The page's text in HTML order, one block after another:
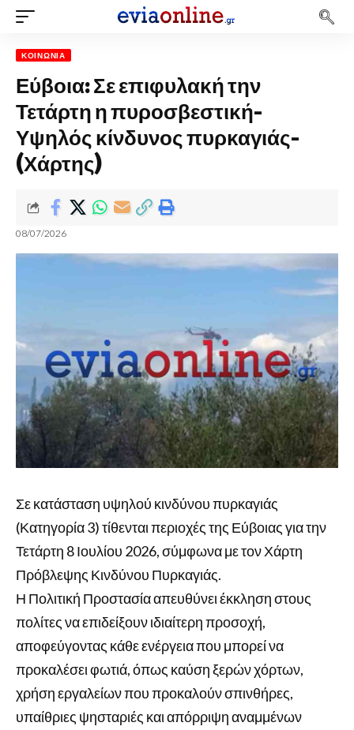
ΚΟΙΝΩΝΊΑ
Εύβοια: Σε επιφυλακή την
Τετάρτη η πυροσβεστική-
Υψηλός κίνδυνος πυρκαγιάς-
(Χάρτης)
08/07/2026
Σε κατάσταση υψηλού κινδύνου πυρκαγιάς
(Κατηγορία 3) τίθενται περιοχές της Εύβοιας για την
Τετάρτη 8 Ιουλίου 2026, σύμφωνα με τον Χάρτη
Πρόβλεψης Κινδύνου Πυρκαγιάς.
Η Πολιτική Προστασία απευθύνει έκκληση στους
πολίτες να επιδείξουν ιδιαίτερη προσοχή,
αποφεύγοντας κάθε ενέργεια που μπορεί να
προκαλέσει φωτιά, όπως καύση ξερών χόρτων,
χρήση εργαλείων που προκαλούν σπινθήρες,
υπαίθριες ψησταριές και απόρριψη αναμμένων